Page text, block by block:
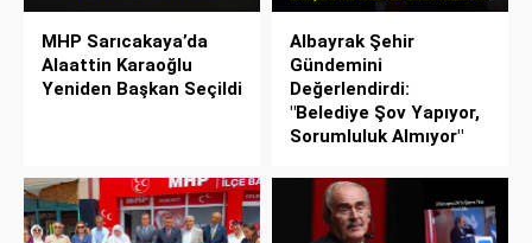
MHP Sarıcakaya’da
Alaattin Karaoğlu
Yeniden Başkan Seçildi
Albayrak Şehir
Gündemini
Değerlendirdi:
"Belediye Şov Yapıyor,
Sorumluluk Almıyor"